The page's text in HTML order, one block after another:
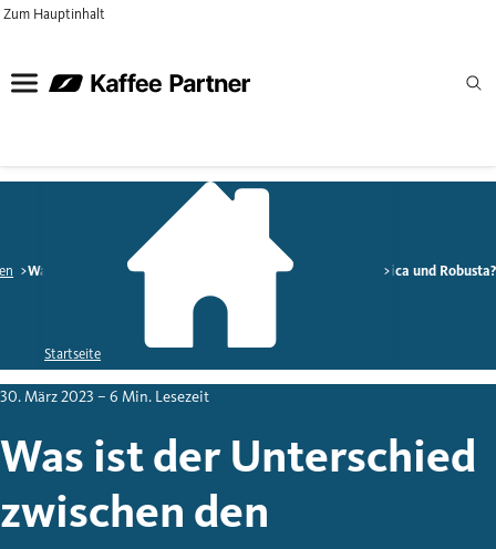
Zum Hauptinhalt
Startseite
Was ist der Unterschied zwischen den Kaffeebohnen Arabica und Robusta?
30. März 2023 – 6 Min. Lesezeit
Was ist der Unterschied
zwischen den